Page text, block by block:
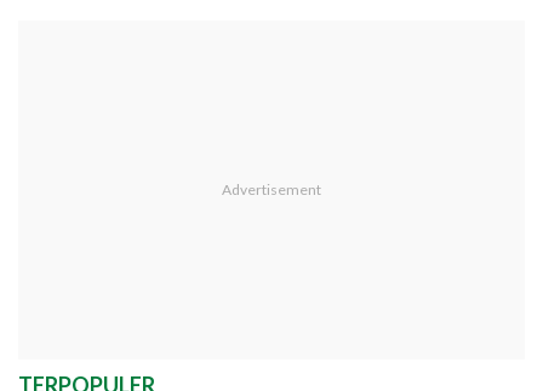
TERPOPULER